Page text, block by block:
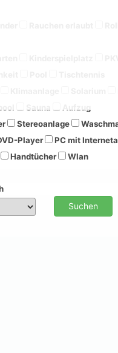
Stereoanlage
Player PC mit
Handtücher Wlan
Suchen